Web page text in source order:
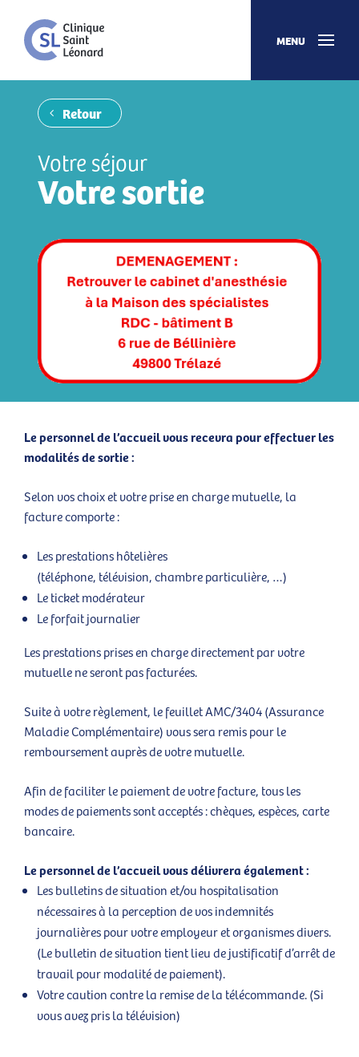
MENU
Retour
Votre séjour
Votre sortie
Le personnel de l’accueil vous recevra pour effectuer les
modalités de sortie :
Selon vos choix et votre prise en charge mutuelle, la
facture comporte :
Les prestations hôtelières
(téléphone, télévision, chambre particulière, …)
Le ticket modérateur
Le forfait journalier
Les prestations prises en charge directement par votre
mutuelle ne seront pas facturées.
Suite à votre règlement, le feuillet AMC/3404 (Assurance
Maladie Complémentaire) vous sera remis pour le
remboursement auprès de votre mutuelle.
Afin de faciliter le paiement de votre facture, tous les
modes de paiements sont acceptés : chèques, espèces, carte
bancaire.
Le personnel de l’accueil vous délivrera également :
Les bulletins de situation et/ou hospitalisation
nécessaires à la perception de vos indemnités
journalières pour votre employeur et organismes divers.
(Le bulletin de situation tient lieu de justificatif d’arrêt de
travail pour modalité de paiement).
Votre caution contre la remise de la télécommande. (Si
vous avez pris la télévision)